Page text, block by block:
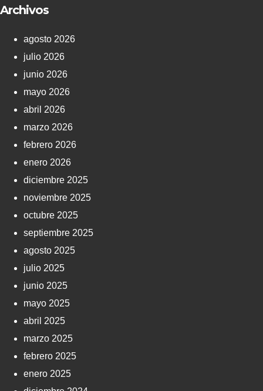
Archivos
agosto 2026
julio 2026
junio 2026
mayo 2026
abril 2026
marzo 2026
febrero 2026
enero 2026
diciembre 2025
noviembre 2025
octubre 2025
septiembre 2025
agosto 2025
julio 2025
junio 2025
mayo 2025
abril 2025
marzo 2025
febrero 2025
enero 2025